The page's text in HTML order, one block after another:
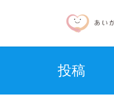
投稿